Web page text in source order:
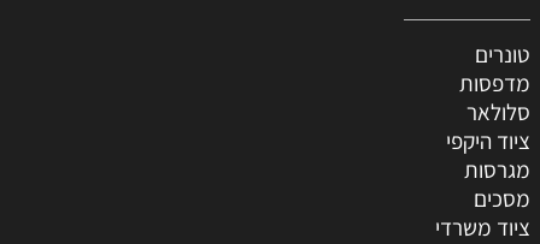
טונרים
מדפסות
סלולאר
ציוד היקפי
מגרסות
מסכים
ציוד משרדי